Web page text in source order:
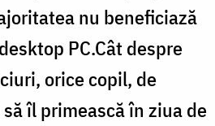
nu beneficiază
PC.Cât despre
orice copil, de
îl primească în ziua de